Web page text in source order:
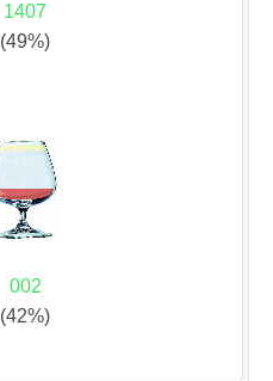
1407
(49%)
002
(42%)